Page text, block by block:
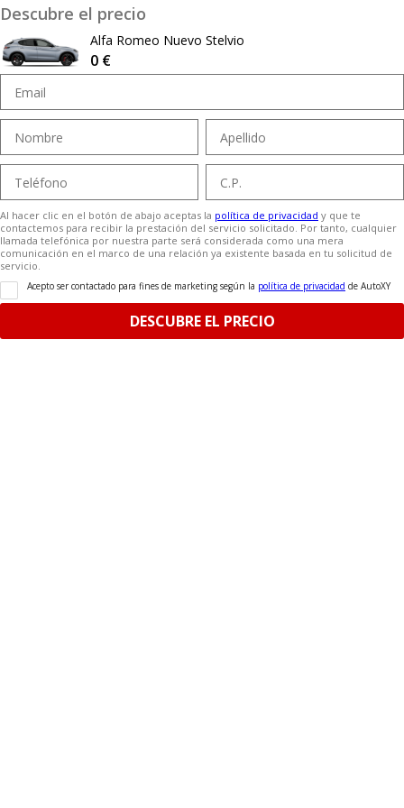
Descubre el precio
Alfa Romeo Nuevo Stelvio
0 €
Al hacer clic en el botón de abajo aceptas la política de privacidad y que te
contactemos para recibir la prestación del servicio solicitado. Por tanto, cualquier
llamada telefónica por nuestra parte será considerada como una mera
comunicación en el marco de una relación ya existente basada en tu solicitud de
servicio.
Acepto ser contactado para fines de marketing según la política de privacidad de AutoXY